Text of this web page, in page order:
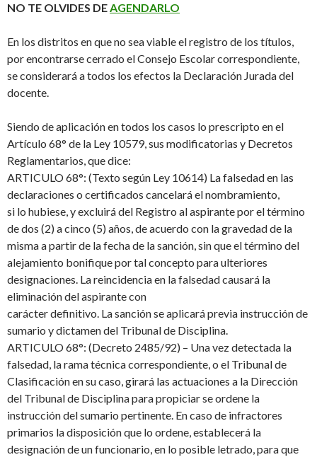
NO TE OLVIDES DEAGENDARLO
En los distritos en que no sea viable el registro de los títulos,
por encontrarse cerrado el Consejo Escolar correspondiente,
se considerará a todos los efectos la Declaración Jurada del
docente.
Siendo de aplicación en todos los casos lo prescripto en el
Artículo 68° de la Ley 10579, sus modificatorias y Decretos
Reglamentarios, que dice:
ARTICULO 68°: (Texto según Ley 10614) La falsedad en las
declaraciones o certificados cancelará el nombramiento,
si lo hubiese, y excluirá del Registro al aspirante por el término
de dos (2) a cinco (5) años, de acuerdo con la gravedad de la
misma a partir de la fecha de la sanción, sin que el término del
alejamiento bonifique por tal concepto para ulteriores
designaciones. La reincidencia en la falsedad causará la
eliminación del aspirante con
carácter definitivo. La sanción se aplicará previa instrucción de
sumario y dictamen del Tribunal de Disciplina.
ARTICULO 68°: (Decreto 2485/92) – Una vez detectada la
falsedad, la rama técnica correspondiente, o el Tribunal de
Clasificación en su caso, girará las actuaciones a la Dirección
del Tribunal de Disciplina para propiciar se ordene la
instrucción del sumario pertinente. En caso de infractores
primarios la disposición que lo ordene, establecerá la
designación de un funcionario, en lo posible letrado, para que